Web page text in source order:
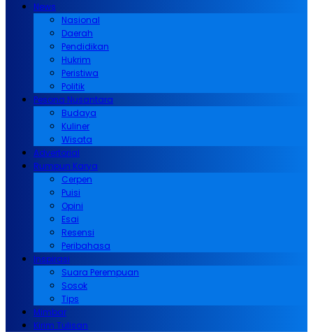
News
Nasional
Daerah
Pendidikan
Hukrim
Peristiwa
Politik
Pesona Nusantara
Budaya
Kuliner
Wisata
Advertorial
Rumpun Karya
Cerpen
Puisi
Opini
Esai
Resensi
Peribahasa
Inspirasi
Suara Perempuan
Sosok
Tips
Mimbar
Kirim Tulisan